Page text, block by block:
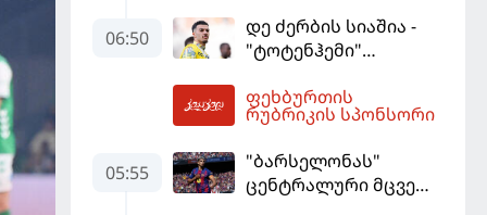
არჩევანი დაუწუნა
06:50
დე ძერბის სიაშია -
"ტოტენჰემი"
განიხილავს
ფეხბურთის
რუბრიკის სპონსორი
05:55
"ბარსელონას"
ცენტრალური მცველი